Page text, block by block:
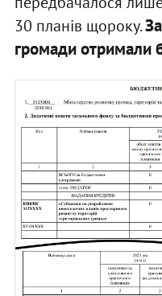
30 планів щороку.
громади отримали